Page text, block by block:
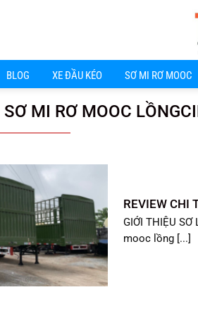
BLOG XE ĐẦU KÉO SƠ MI RƠ MOOC
SƠ MI RƠ MOOC
REVIEW CHI
GIỚI THIỆU SƠ
mooc lồng [...]